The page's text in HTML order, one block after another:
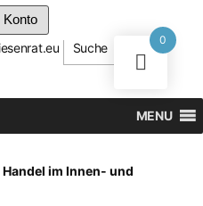
Konto
Suche
MENU
im Innen- und
0